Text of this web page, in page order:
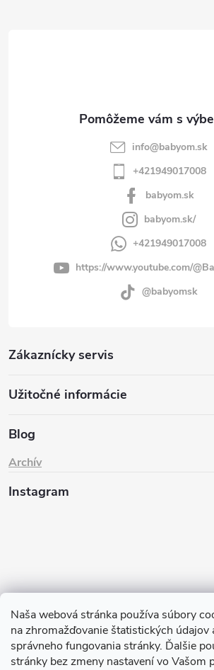
Naša webová stránka používa súbory
na zhromažďovanie štatistických údajov
správneho fungovania stránky. Ďalšie
stránky bez zmeny nastavení vo Vašom
Zákaznícky servis
Užitočné informácie
Blog
Archív
info@babyom.sk
+421949017008
babyom.sk
babyom.sk/
+421949017008
https://www.youtube.com/
@babyomsk
Instagram
Sledovať na Instagrame